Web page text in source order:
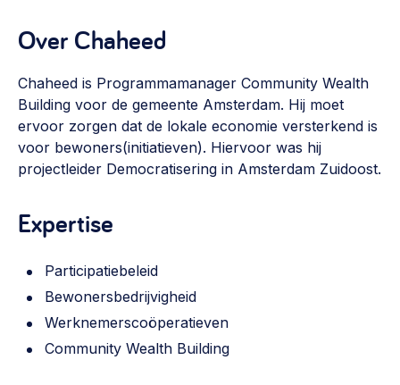
Vrijwilligers en medewerkers
>
Eigen gebouw
Huren of kopen, maatschappelijk vastgoed,
ontmoetingsplekken >
Bewonersbedrijf starten, ondernemingsplan maken >
Buurtbewoners verbinden
Community building en ABCD, welkomstcultuur >
Zorgzame gemeenschappen
Betrokken buurten, contact stimuleren, netwerken
Opinie
Bijeenkomsten
Team
Lid worden
030 231 7511
info@lsabewoners.nl
Over Chaheed
Chaheed is Programmamanager Community Wealth
Building voor de gemeente Amsterdam. Hij moet
ervoor zorgen dat de lokale economie versterkend is
voor bewoners(initiatieven). Hiervoor was hij
projectleider Democratisering in Amsterdam Zuidoost.
Expertise
Participatiebeleid
Bewonersbedrijvigheid
Werknemerscoöperatieven
Community Wealth Building